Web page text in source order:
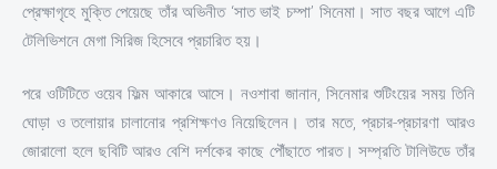
প্রেক্ষাগৃহে মুক্তি পেয়েছে তাঁর অভিনীত ‘সাত ভাই চম্পা’ সিনেমা। সাত বছর আগে এটি
টেলিভিশনে মেগা সিরিজ হিসেবে প্রচারিত হয়।
পরে ওটিটিতে ওয়েব ফিল্ম আকারে আসে। নওশাবা জানান, সিনেমার শুটিংয়ের সময় তিনি
ঘোড়া ও তলোয়ার চালানোর প্রশিক্ষণও নিয়েছিলেন। তার মতে, প্রচার-প্রচারণা আরও
জোরালো হলে ছবিটি আরও বেশি দর্শকের কাছে পৌঁছাতে পারত। সম্প্রতি টালিউডে তাঁর